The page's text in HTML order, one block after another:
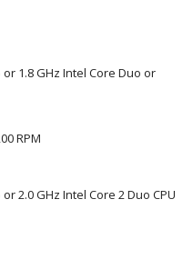
1.8 GHz Intel Core Duo or
RPM
2.0 GHz Intel Core 2 Duo CPU